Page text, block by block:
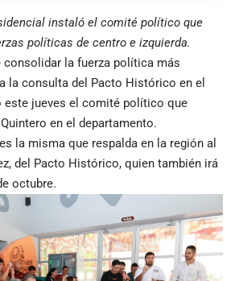
instaló el comité político que
políticas de centro e izquierda.
la fuerza política más
la consulta del Pacto Histórico en el
este jueves el comité político que
en el departamento.
la misma que respalda en la región al
del Pacto Histórico, quien también irá
octubre.